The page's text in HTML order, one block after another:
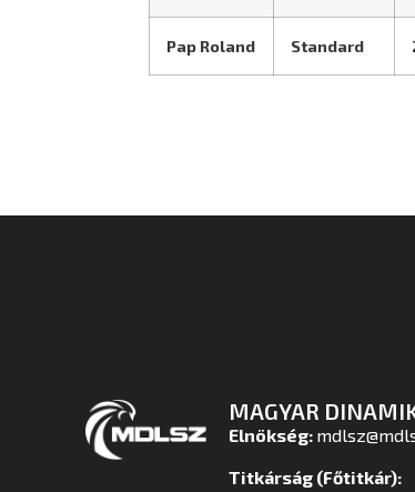
Pap Roland Standard
MAGYAR
Elnökség:
Titkárság (Főtitkár):